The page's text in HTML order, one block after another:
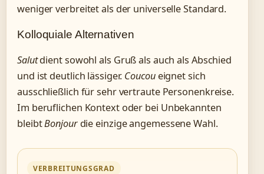
weniger verbreitet als der universelle Standard.
Kolloquiale Alternativen
Salutdient sowohl als Gruß als auch als Abschied
und ist deutlich lässiger. Coucoueignet sich
ausschließlich für sehr vertraute Personenkreise.
Im beruflichen Kontext oder bei Unbekannten
bleibtBonjourdie einzige angemessene Wahl.
VERBREITUNGSGRAD